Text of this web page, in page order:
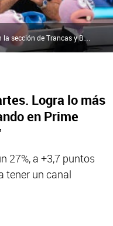
Logra lo más
en Prime
27%, a +3,7 puntos
tener un canal
Luis Zahera pone a prueba su memoria en la sección de Trancas y Barrancas | antena3.com